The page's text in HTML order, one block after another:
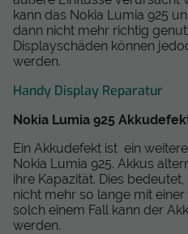
kann das Nokia Lumia 925
dann nicht mehr richtig
Displayschäden können
werden.
Handy Display Reparatur
Nokia Lumia 925
Ein Akkudefekt ist ein
Nokia Lumia 925. Akkus
ihre Kapazität. Dies
nicht mehr so lange mit
solch einem Fall kann der
werden.